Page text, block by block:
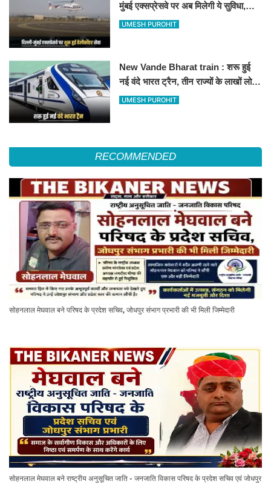
मुंबई एक्सप्रेसवे पर अब मिलेगी ये सुविधा,
हेलीकॉप्टर सर्विस से तुरंत घायल पहुंचेगा
UMESH PUROHIT
New Vande Bharat train : शरू हुई
नई वंदे भारत ट्रैन, तीन राज्यों के लाखों लोगों
का सफर होगा आसान, देखें पूरा रूटमैप
UMESH PUROHIT
RECOMMENDED
सोहनलाल मेघवाल बने परिषद के प्रदेश सचिव, जोधपुर संभाग प्रभारी की भी मिली जिम्मेदारी
सोहनलाल मेघवाल बने राष्ट्रीय अनुसूचित जाति - जनजाति विकास परिषद के प्रदेश सचिव एवं जोधपुर